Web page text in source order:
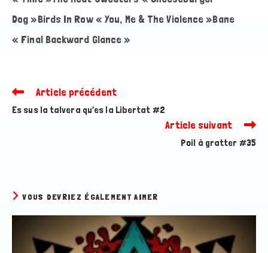
Dog »Birds In Row « You, Me & The Violence »Bane
« Final Backward Glance »
Read
articles
Article précédent
Es sus la talvera qu’es la Libertat #2
Article suivant
Poil à gratter #35
VOUS DEVRIEZ ÉGALEMENT AIMER